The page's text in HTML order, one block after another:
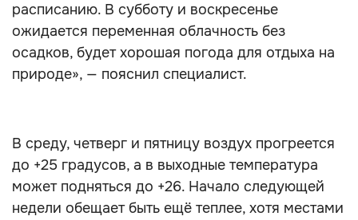
расписанию. В субботу и воскресенье
ожидается переменная облачность без
осадков, будет хорошая погода для отдыха на
природе», — пояснил специалист.
В среду, четверг и пятницу воздух прогреется
до +25 градусов, а в выходные температура
может подняться до +26. Начало следующей
недели обещает быть ещё теплее, хотя местами